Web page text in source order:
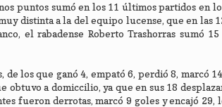
puntos sumó en los 11 últimos partidos en
distinta a la del equipo lucense, que en las
el rabadense Roberto Trashorras sumó
los que ganó 4, empató 6, perdió 8, marcó
a domiccilio, ya que en sus 18
fueron derrotas, marcó 9 goles y encajó 29,